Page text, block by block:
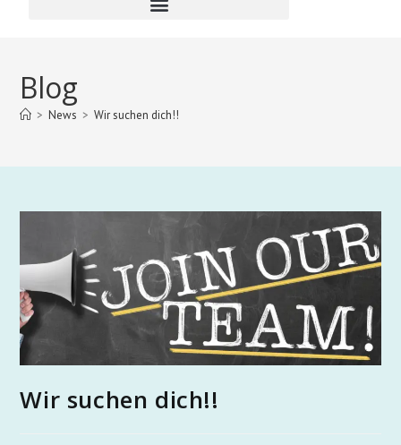
Blog
> News > Wir suchen dich!!
Wir suchen dich!!